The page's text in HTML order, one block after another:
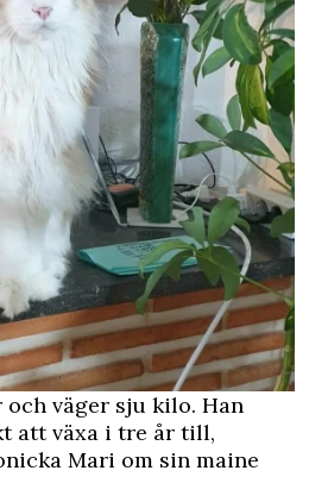
och väger sju kilo. Han
att växa i tre år till,
Mari om sin maine